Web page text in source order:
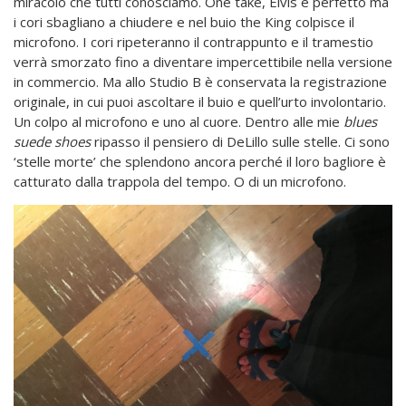
i cori sbagliano a chiudere e nel buio the King colpisce il
microfono. I cori ripeteranno il contrappunto e il tramestio
verrà smorzato fino a diventare impercettibile nella versione
in commercio. Ma allo Studio B è conservata la registrazione
originale, in cui puoi ascoltare il buio e quell’urto involontario.
Un colpo al microfono e uno al cuore. Dentro alle mie blues
suede shoesripasso il pensiero di DeLillo sulle stelle. Ci sono
‘stelle morte’ che splendono ancora perché il loro bagliore è
catturato dalla trappola del tempo. O di un microfono.